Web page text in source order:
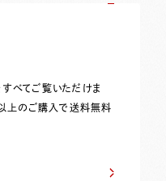
べてご覧いただけま
上のご購入で送料無料